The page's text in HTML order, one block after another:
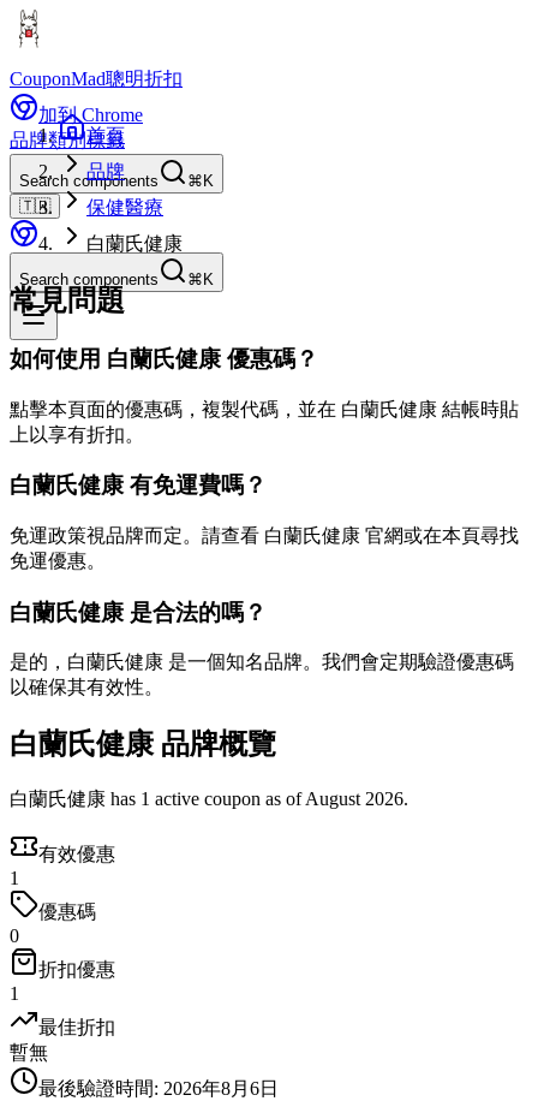
CouponMad聰明折扣
加到 Chrome
品牌類別標籤
Search components
⌘K
🇹🇼
Search components ⌘K
首頁
品牌
保健醫療
白蘭氏健康
常見問題
如何使用 白蘭氏健康 優惠碼？
點擊本頁面的優惠碼，複製代碼，並在 白蘭氏健康 結帳時貼
上以享有折扣。
白蘭氏健康 有免運費嗎？
免運政策視品牌而定。請查看 白蘭氏健康 官網或在本頁尋找
免運優惠。
白蘭氏健康 是合法的嗎？
是的，白蘭氏健康 是一個知名品牌。我們會定期驗證優惠碼
以確保其有效性。
白蘭氏健康 品牌概覽
白蘭氏健康 has 1 active coupon as of August 2026.
有效優惠
1
優惠碼
0
折扣優惠
1
最佳折扣
暫無
最後驗證時間: 2026年8月6日